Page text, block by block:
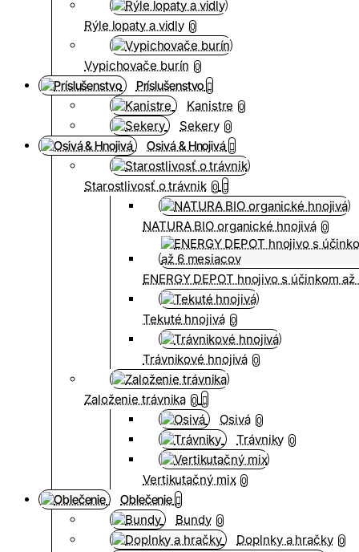
Rýle lopaty a vidly 0
Vypichovače burín 0
Príslušenstvo
Kanistre 0
Sekery 0
Osivá & Hnojivá
Starostlivosť o trávnik 0
NATURA BIO organické hnojivá 0
ENERGY DEPOT hnojivo s účinkom
Tekuté hnojivá 0
Trávnikové hnojivá 0
Založenie trávnika 0
Osivá 0
Trávniky 0
Vertikutačný mix 0
Oblečenie
Bundy 0
Doplnky a hračky 0